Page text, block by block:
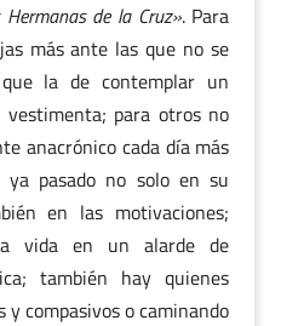
Hermanas de la Cruz». Para
más ante las que no se
la de contemplar un
para otros no
anacrónico cada día más
pasado no solo en su
en las motivaciones;
vida en un alarde de
también hay quienes
compasivos o caminando